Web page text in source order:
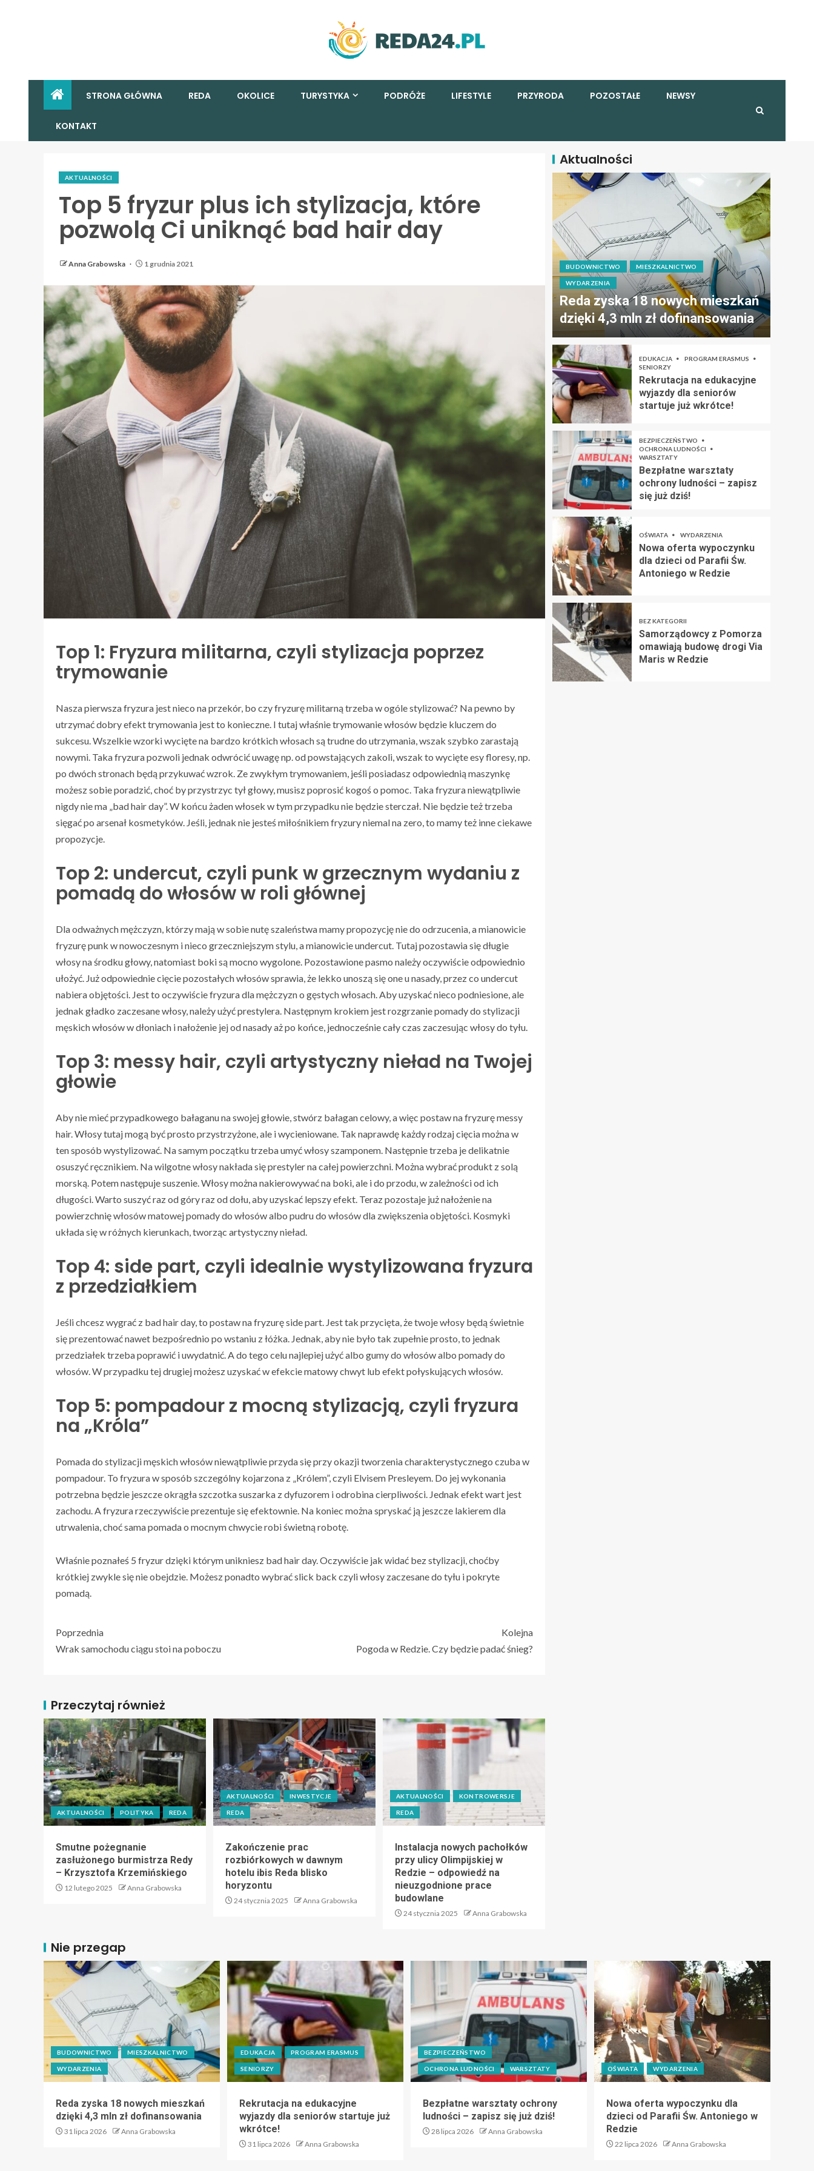
STRONA GŁÓWNA REDA OKOLICE TURYSTYKA PODRÓŻE LIFESTYLE PRZYRODA POZOSTAŁE NEWSY
KONTAKT
AKTUALNOŚCI
Top 5 fryzur plus ich stylizacja, które
pozwolą Ci uniknąć bad hair day
Anna Grabowska 1 grudnia 2021
Top 1: Fryzura militarna, czyli stylizacja poprzez
trymowanie
Nasza pierwsza fryzura jest nieco na przekór, bo czy fryzurę militarną trzeba w ogóle stylizować? Na pewno by
utrzymać dobry efekt trymowania jest to konieczne. I tutaj właśnie trymowanie włosów będzie kluczem do
sukcesu. Wszelkie wzorki wycięte na bardzo krótkich włosach są trudne do utrzymania, wszak szybko zarastają
nowymi. Taka fryzura pozwoli jednak odwrócić uwagę np. od powstających zakoli, wszak to wycięte esy floresy, np.
po dwóch stronach będą przykuwać wzrok. Ze zwykłym trymowaniem, jeśli posiadasz odpowiednią maszynkę
możesz sobie poradzić, choć by przystrzyc tył głowy, musisz poprosić kogoś o pomoc. Taka fryzura niewątpliwie
nigdy nie ma „bad hair day”. W końcu żaden włosek w tym przypadku nie będzie sterczał. Nie będzie też trzeba
sięgać po arsenał kosmetyków. Jeśli, jednak nie jesteś miłośnikiem fryzury niemal na zero, to mamy też inne ciekawe
propozycje.
Top 2: undercut, czyli punk w grzecznym wydaniu z
pomadą do włosów w roli głównej
Dla odważnych mężczyzn, którzy mają w sobie nutę szaleństwa mamy propozycję nie do odrzucenia, a mianowicie
fryzurę punk w nowoczesnym i nieco grzeczniejszym stylu, a mianowicie undercut. Tutaj pozostawia się długie
włosy na środku głowy, natomiast boki są mocno wygolone. Pozostawione pasmo należy oczywiście odpowiednio
ułożyć. Już odpowiednie cięcie pozostałych włosów sprawia, że lekko unoszą się one u nasady, przez co undercut
nabiera objętości. Jest to oczywiście fryzura dla mężczyzn o gęstych włosach. Aby uzyskać nieco podniesione, ale
jednak gładko zaczesane włosy, należy użyć prestylera. Następnym krokiem jest rozgrzanie pomady do stylizacji
męskich włosów w dłoniach i nałożenie jej od nasady aż po końce, jednocześnie cały czas zaczesując włosy do tyłu.
Top 3: messy hair, czyli artystyczny nieład na Twojej
głowie
Aby nie mieć przypadkowego bałaganu na swojej głowie, stwórz bałagan celowy, a więc postaw na fryzurę messy
hair. Włosy tutaj mogą być prosto przystrzyżone, ale i wycieniowane. Tak naprawdę każdy rodzaj cięcia można w
ten sposób wystylizować. Na samym początku trzeba umyć włosy szamponem. Następnie trzeba je delikatnie
osuszyć ręcznikiem. Na wilgotne włosy nakłada się prestyler na całej powierzchni. Można wybrać produkt z solą
morską. Potem następuje suszenie. Włosy można nakierowywać na boki, ale i do przodu, w zależności od ich
długości. Warto suszyć raz od góry raz od dołu, aby uzyskać lepszy efekt. Teraz pozostaje już nałożenie na
powierzchnię włosów matowej pomady do włosów albo pudru do włosów dla zwiększenia objętości. Kosmyki
układa się w różnych kierunkach, tworząc artystyczny nieład.
Top 4: side part, czyli idealnie wystylizowana fryzura
z przedziałkiem
Jeśli chcesz wygrać z bad hair day, to postaw na fryzurę side part. Jest tak przycięta, że twoje włosy będą świetnie
się prezentować nawet bezpośrednio po wstaniu z łóżka. Jednak, aby nie było tak zupełnie prosto, to jednak
przedziałek trzeba poprawić i uwydatnić. A do tego celu najlepiej użyć albo gumy do włosów albo pomady do
włosów. W przypadku tej drugiej możesz uzyskać w efekcie matowy chwyt lub efekt połyskujących włosów.
Top 5: pompadour z mocną stylizacją, czyli fryzura
na „Króla”
Pomada do stylizacji męskich włosów niewątpliwie przyda się przy okazji tworzenia charakterystycznego czuba w
pompadour. To fryzura w sposób szczególny kojarzona z „Królem”, czyli Elvisem Presleyem. Do jej wykonania
potrzebna będzie jeszcze okrągła szczotka suszarka z dyfuzorem i odrobina cierpliwości. Jednak efekt wart jest
zachodu. A fryzura rzeczywiście prezentuje się efektownie. Na koniec można spryskać ją jeszcze lakierem dla
utrwalenia, choć sama pomada o mocnym chwycie robi świetną robotę.
Właśnie poznałeś 5 fryzur dzięki którym unikniesz bad hair day. Oczywiście jak widać bez stylizacji, choćby
krótkiej zwykle się nie obejdzie. Możesz ponadto wybrać slick back czyli włosy zaczesane do tyłu i pokryte
pomadą.
Poprzednia
Wrak samochodu ciągu stoi na poboczu
Kolejna
Pogoda w Redzie. Czy będzie padać śnieg?
Przeczytaj również
AKTUALNOŚCI POLITYKA REDA
Smutne pożegnanie
zasłużonego burmistrza Redy
– Krzysztofa Krzemińskiego
12 lutego 2025 Anna Grabowska
AKTUALNOŚCI INWESTYCJE
REDA
Zakończenie prac
rozbiórkowych w dawnym
hotelu ibis Reda blisko
horyzontu
24 stycznia 2025 Anna Grabowska
AKTUALNOŚCI KONTROWERSJE
REDA
Instalacja nowych pachołków
przy ulicy Olimpijskiej w
Redzie – odpowiedź na
nieuzgodnione prace
budowlane
24 stycznia 2025 Anna Grabowska
Aktualności
BUDOWNICTWO MIESZKALNICTWO
WYDARZENIA
Reda zyska 18 nowych mieszkań
dzięki 4,3 mln zł dofinansowania
EDUKACJA
PROGRAM ERASMUS
SENIORZY
Rekrutacja na edukacyjne
wyjazdy dla seniorów
startuje już wkrótce!
BEZPIECZEŃSTWO
OCHRONA LUDNOŚCI
WARSZTATY
Bezpłatne warsztaty
ochrony ludności – zapisz
się już dziś!
OŚWIATA WYDARZENIA
Nowa oferta wypoczynku
dla dzieci od Parafii Św.
Antoniego w Redzie
BEZ KATEGORII
Samorządowcy z Pomorza
omawiają budowę drogi Via
Maris w Redzie
Nie przegap
BUDOWNICTWO MIESZKALNICTWO
WYDARZENIA
Reda zyska 18 nowych mieszkań
dzięki 4,3 mln zł dofinansowania
31 lipca 2026 Anna Grabowska
EDUKACJA PROGRAM ERASMUS
SENIORZY
Rekrutacja na edukacyjne
wyjazdy dla seniorów startuje już
wkrótce!
31 lipca 2026 Anna Grabowska
BEZPIECZEŃSTWO
OCHRONA LUDNOŚCI WARSZTATY
Bezpłatne warsztaty ochrony
ludności – zapisz się już dziś!
28 lipca 2026 Anna Grabowska
OŚWIATA WYDARZENIA
Nowa oferta wypoczynku dla
dzieci od Parafii Św. Antoniego w
Redzie
22 lipca 2026 Anna Grabowska